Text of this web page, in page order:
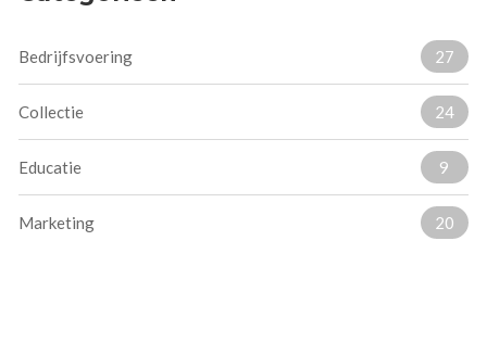
Bedrijfsvoering 27
Collectie 24
Educatie 9
Marketing 20